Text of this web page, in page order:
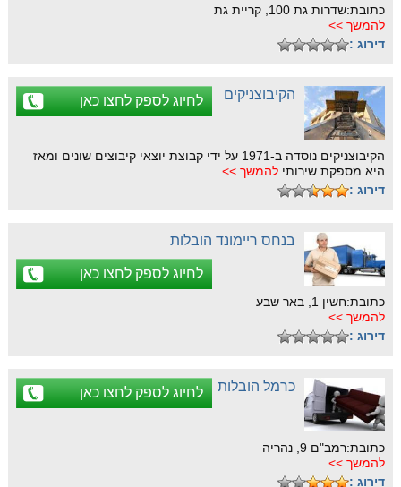
כתובת:שדרות גת 100, קריית גת
להמשך >>
דירוג :
הקיבוצניקים לחיוג לספק לחצו כאן
הקיבוצניקים נוסדה ב-1971 על ידי קבוצת יוצאי קיבוצים שונים ומאז
היא מספקת שירותי להמשך >>
דירוג :
בנחס ריימונד הובלות
לחיוג לספק לחצו כאן
כתובת:חשין 1, באר שבע
להמשך >>
דירוג :
כרמל הובלות לחיוג לספק לחצו כאן
כתובת:רמב"ם 9, נהריה
להמשך >>
דירוג :